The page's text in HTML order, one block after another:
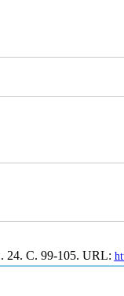
24. С. 99-105. URL: